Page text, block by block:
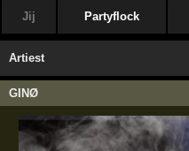
Jij Partyflock
Artiest
GINØ